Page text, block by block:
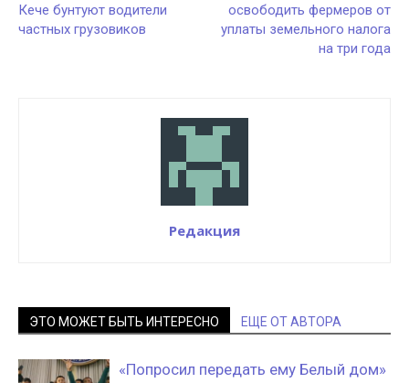
Кече бунтуют водители
частных грузовиков
освободить фермеров от
уплаты земельного налога
на три года
Редакция
ЭТО МОЖЕТ БЫТЬ ИНТЕРЕСНО ЕЩЕ ОТ АВТОРА
«Попросил передать ему Белый дом»